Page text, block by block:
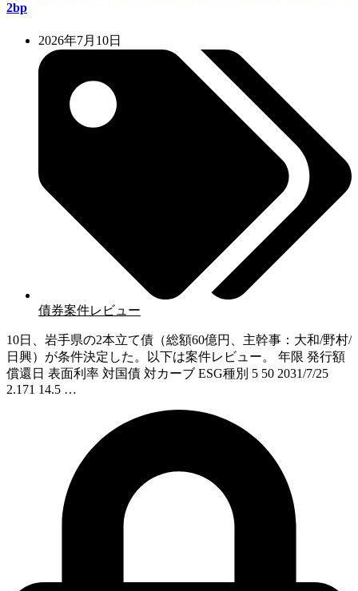
2bp
2026年7月10日
債券案件レビュー
10日、岩手県の2本立て債（総額60億円、主幹事：大和/野村/
日興）が条件決定した。以下は案件レビュー。 年限 発行額
償還日 表面利率 対国債 対カーブ ESG種別 5 50 2031/7/25
2.171 14.5 …